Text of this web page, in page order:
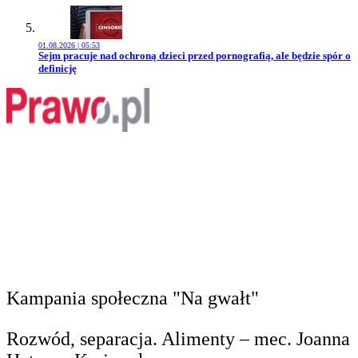
01.08.2026 | 05:53
Przejdź do artykułu:
Sejm pracuje nad ochroną dzieci przed pornografią, ale będzie spór o
definicję
Kampania społeczna "Na gwałt"
Rozwód, separacja. Alimenty – mec. Joanna